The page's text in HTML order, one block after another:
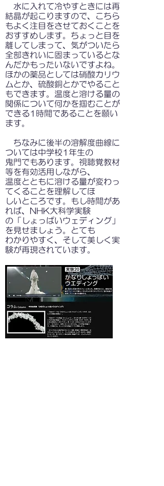
水に入れて冷やすときには再
結晶が起こりますので、こちら
もよく注目をさせておくことを
おすすめします。ちょっと目を
離してしまって、気がついたら
全部きれいに固まっているとな
んだかもったいないですよね。
ほかの薬品としては硝酸カリウ
ムとか、硫酸銅とかでやること
もできます。温度と溶ける量の
関係について何かを掴むことが
できる1時間であることを願い
ます。
ちなみに後半の溶解度曲線に
ついては中学校1年生の
鬼門でもあります。視聴覚教材
等を有効活用しながら、
温度とともに溶ける量が変わっ
てくることを理解してほ
しいところです。もし時間があ
れば、NHK大科学実験
の「しょっぱいウェディング」
を見せましょう。とても
わかりやすく、そして美しく実
験が再現されています。